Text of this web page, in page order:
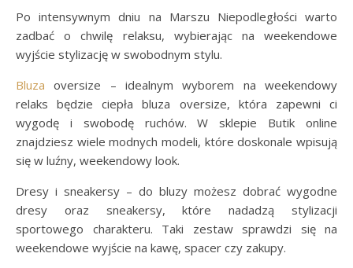
Po intensywnym dniu na Marszu Niepodległości warto
zadbać o chwilę relaksu, wybierając na weekendowe
wyjście stylizację w swobodnym stylu.
Bluza oversize – idealnym wyborem na weekendowy
relaks będzie ciepła bluza oversize, która zapewni ci
wygodę i swobodę ruchów. W sklepie Butik online
znajdziesz wiele modnych modeli, które doskonale wpisują
się w luźny, weekendowy look.
Dresy i sneakersy – do bluzy możesz dobrać wygodne
dresy oraz sneakersy, które nadadzą stylizacji
sportowego charakteru. Taki zestaw sprawdzi się na
weekendowe wyjście na kawę, spacer czy zakupy.